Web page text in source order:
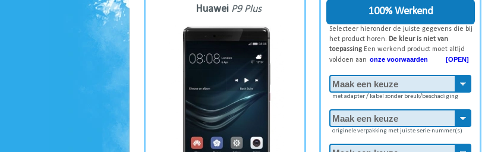
Huawei P9 Plus 100% Werkend
Selecteer hieronder de juiste gegevens die bij
het product horen. De kleur is niet van
toepassing Een werkend product moet altijd
voldoen aan onze voorwaarden [OPEN]
met adapter / kabel zonder breuk/beschadiging
originele verpakking met juiste serie-nummer(s)